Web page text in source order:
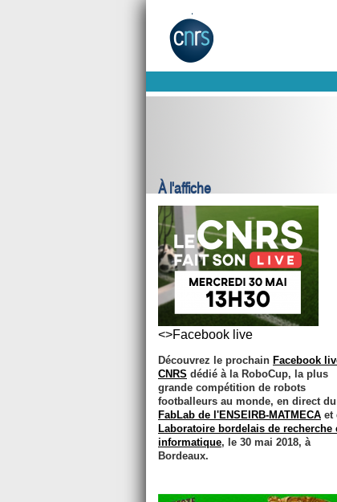
À l'affiche
<>Facebook live
Découvrez le prochain Facebook
CNRS dédié à la RoboCup, la plus
grande compétition de robots
footballeurs au monde, en direct du
FabLab de l'ENSEIRB-MATMECA et
Laboratoire bordelais de recherche
informatique, le 30 mai 2018, à
Bordeaux.